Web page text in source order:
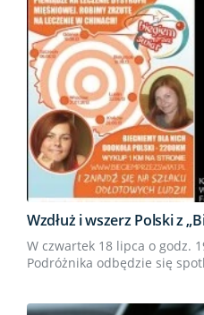
Wzdłuż i wszerz Polski z
W czwartek 18 lipca o godz.
Podróżnika odbędzie się